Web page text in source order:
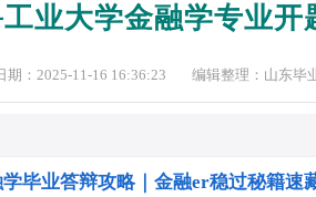
业大学金融学专业开
期：2025-11-16 16:36:23 编辑整理：山东毕
毕业答辩攻略｜金融er稳过秘籍速